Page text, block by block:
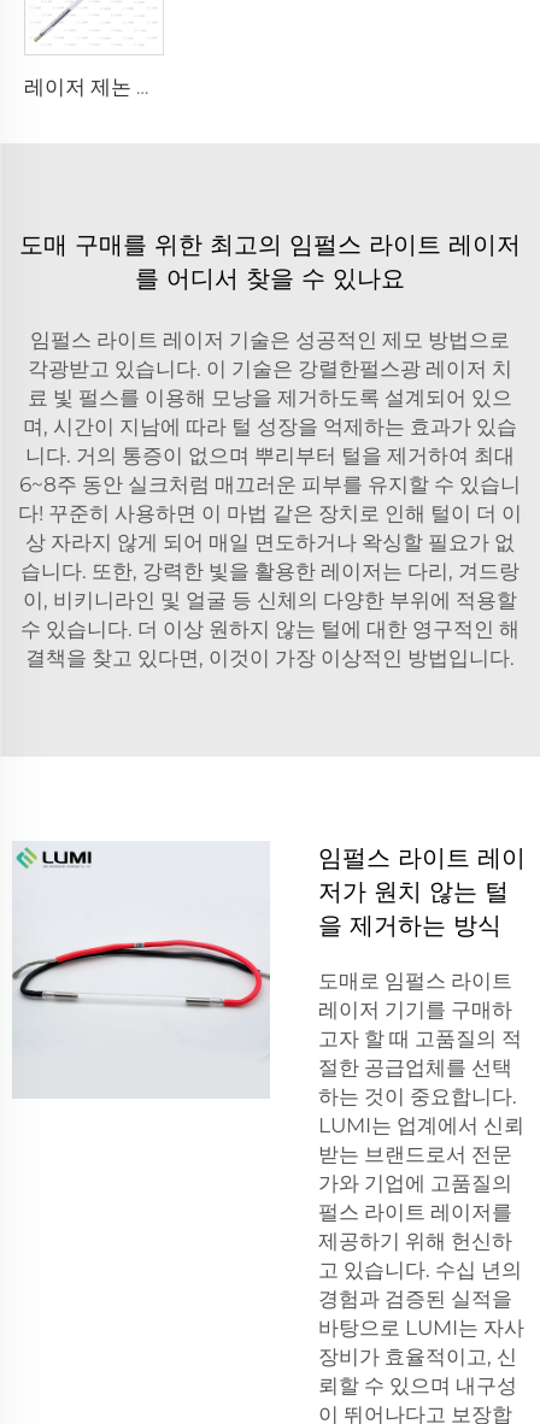
레이저 제논 램프 L3180-8×100×210mm
도매 구매를 위한 최고의 임펄스 라이트 레이저
를 어디서 찾을 수 있나요
임펄스 라이트 레이저 기술은 성공적인 제모 방법으로
각광받고 있습니다. 이 기술은 강렬한펄스광 레이저 치
료 빛 펄스를 이용해 모낭을 제거하도록 설계되어 있으
며, 시간이 지남에 따라 털 성장을 억제하는 효과가 있습
니다. 거의 통증이 없으며 뿌리부터 털을 제거하여 최대
6~8주 동안 실크처럼 매끄러운 피부를 유지할 수 있습니
다! 꾸준히 사용하면 이 마법 같은 장치로 인해 털이 더 이
상 자라지 않게 되어 매일 면도하거나 왁싱할 필요가 없
습니다. 또한, 강력한 빛을 활용한 레이저는 다리, 겨드랑
이, 비키니라인 및 얼굴 등 신체의 다양한 부위에 적용할
수 있습니다. 더 이상 원하지 않는 털에 대한 영구적인 해
결책을 찾고 있다면, 이것이 가장 이상적인 방법입니다.
임펄스 라이트 레이
저가 원치 않는 털
을 제거하는 방식
도매로 임펄스 라이트
레이저 기기를 구매하
고자 할 때 고품질의 적
절한 공급업체를 선택
하는 것이 중요합니다.
LUMI는 업계에서 신뢰
받는 브랜드로서 전문
가와 기업에 고품질의
펄스 라이트 레이저를
제공하기 위해 헌신하
고 있습니다. 수십 년의
경험과 검증된 실적을
바탕으로 LUMI는 자사
장비가 효율적이고, 신
뢰할 수 있으며 내구성
이 뛰어나다고 보장합